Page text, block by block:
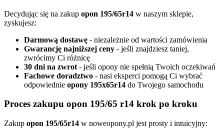
Decydując się na zakup opon 195/65r14 w naszym sklepie,
zyskujesz:
Darmową dostawę - niezależnie od wartości zamówienia
Gwarancję najniższej ceny - jeśli znajdziesz taniej,
zwrócimy Ci różnicę
30 dni na zwrot - jeśli opony nie spełnią Twoich oczekiwań
Fachowe doradztwo - nasi eksperci pomogą Ci wybrać
odpowiednie opony 195x65r14 do Twojego samochodu
Proces zakupu opon 195/65 r14 krok po kroku
Zakup opon 195/65r14 w noweopony.pl jest prosty i intuicyjny: